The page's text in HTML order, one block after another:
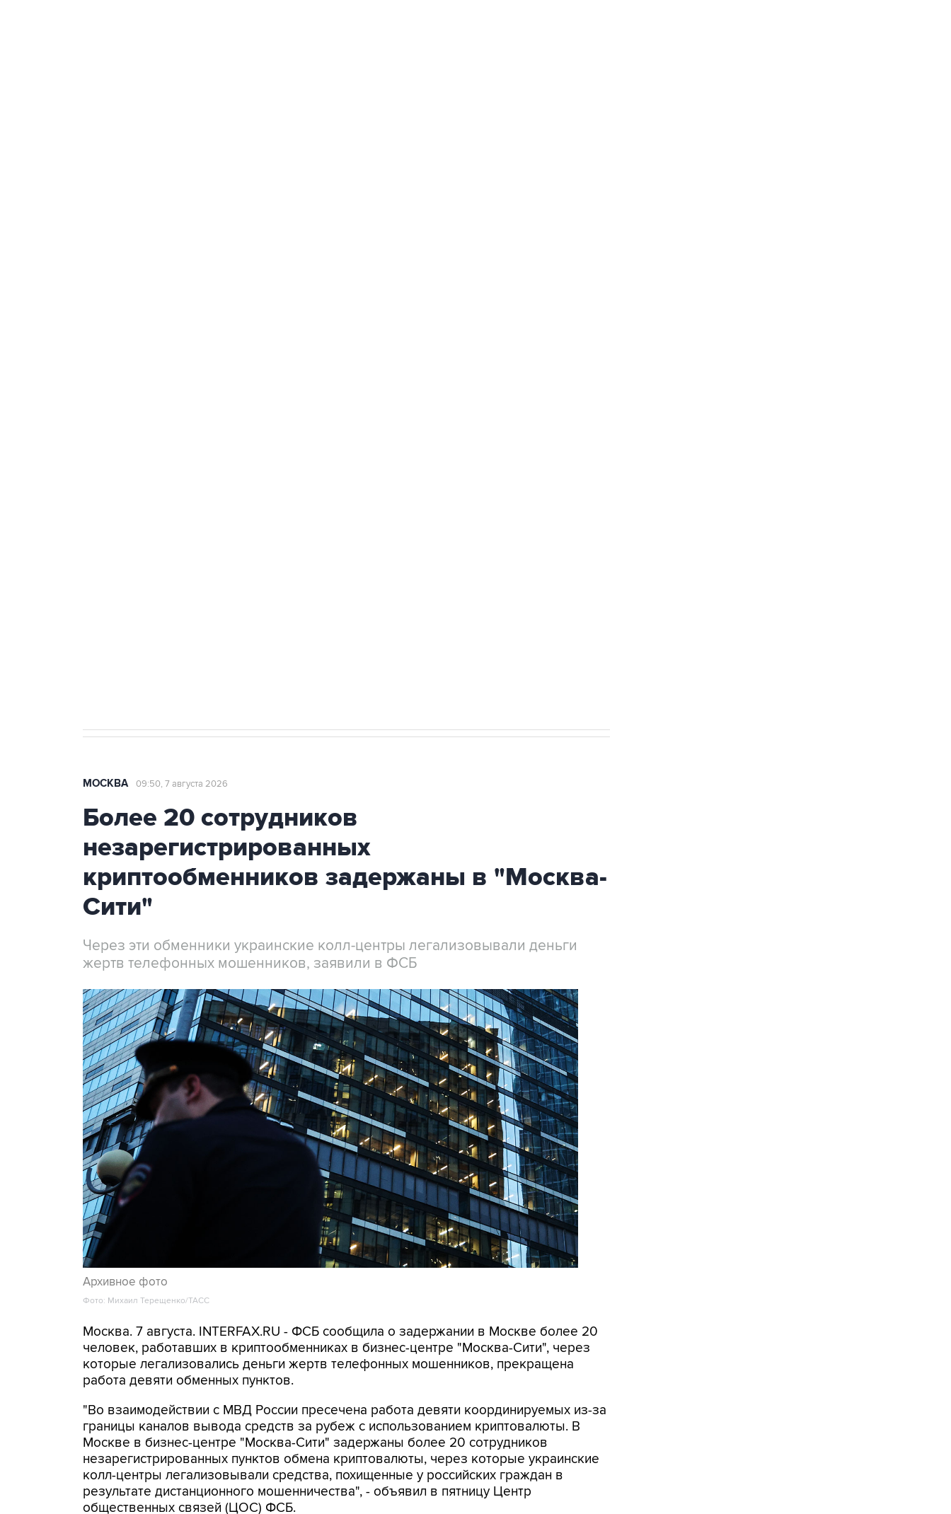
МОСКВА 09:50, 7 августа 2026
Более 20 сотрудников
незарегистрированных
криптообменников задержаны в "Москва-
Сити"
Через эти обменники украинские колл-центры легализовывали деньги
жертв телефонных мошенников, заявили в ФСБ
Архивное фото
Фото: Михаил Терещенко/ТАСС
Москва. 7 августа. INTERFAX.RU - ФСБ сообщила о задержании в Москве более 20
человек, работавших в криптообменниках в бизнес-центре "Москва-Сити", через
которые легализовались деньги жертв телефонных мошенников, прекращена
работа девяти обменных пунктов.
"Во взаимодействии с МВД России пресечена работа девяти координируемых из-за
границы каналов вывода средств за рубеж с использованием криптовалюты. В
Москве в бизнес-центре "Москва-Сити" задержаны более 20 сотрудников
незарегистрированных пунктов обмена криптовалюты, через которые украинские
колл-центры легализовывали средства, похищенные у российских граждан в
результате дистанционного мошенничества", - объявил в пятницу Центр
общественных связей (ЦОС) ФСБ.